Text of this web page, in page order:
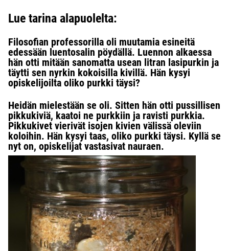
Lue tarina alapuolelta:
Filosofian professorilla oli muutamia esineitä
edessään luentosalin pöydällä. Luennon alkaessa
hän otti mitään sanomatta usean litran lasipurkin ja
täytti sen nyrkin kokoisilla kivillä. Hän kysyi
opiskelijoilta oliko purkki täysi?
Heidän mielestään se oli. Sitten hän otti pussillisen
pikkukiviä, kaatoi ne purkkiin ja ravisti purkkia.
Pikkukivet vierivät isojen kivien välissä oleviin
koloihin. Hän kysyi taas, oliko purkki täysi. Kyllä se
nyt on, opiskelijat vastasivat nauraen.